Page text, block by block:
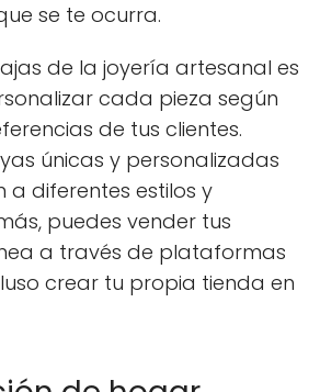
se te ocurra.
de la joyería artesanal es
cada pieza según
de tus clientes.
únicas y personalizadas
diferentes estilos y
puedes vender tus
a través de plataformas
crear tu propia tienda en